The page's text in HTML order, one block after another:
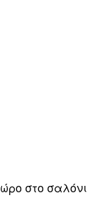
στο σαλόνι